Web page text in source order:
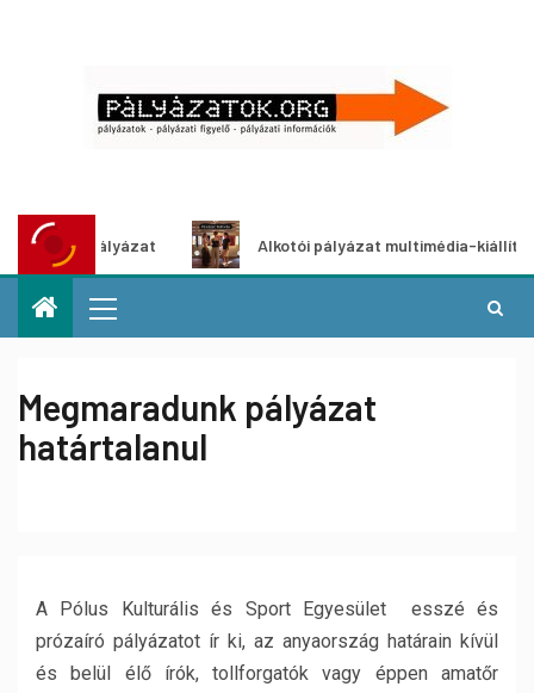
Alkotói pályázat multimédia-kiállításhoz
Megmaradunk pályázat
határtalanul
A Pólus Kulturális és Sport Egyesület esszé és
prózaíró pályázatot ír ki, az anyaország határain kívül
és belül élő írók, tollforgatók vagy éppen amatőr